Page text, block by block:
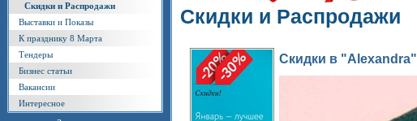
Скидки и Распродажи
Выставки и Показы
К празднику 8 Марта
Тендеры
Бизнес статьи
Вакансии
Интересное
Скидки и Распродажи
Скидки в "Alexandra"